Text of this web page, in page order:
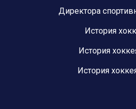
Директора
История
История
История